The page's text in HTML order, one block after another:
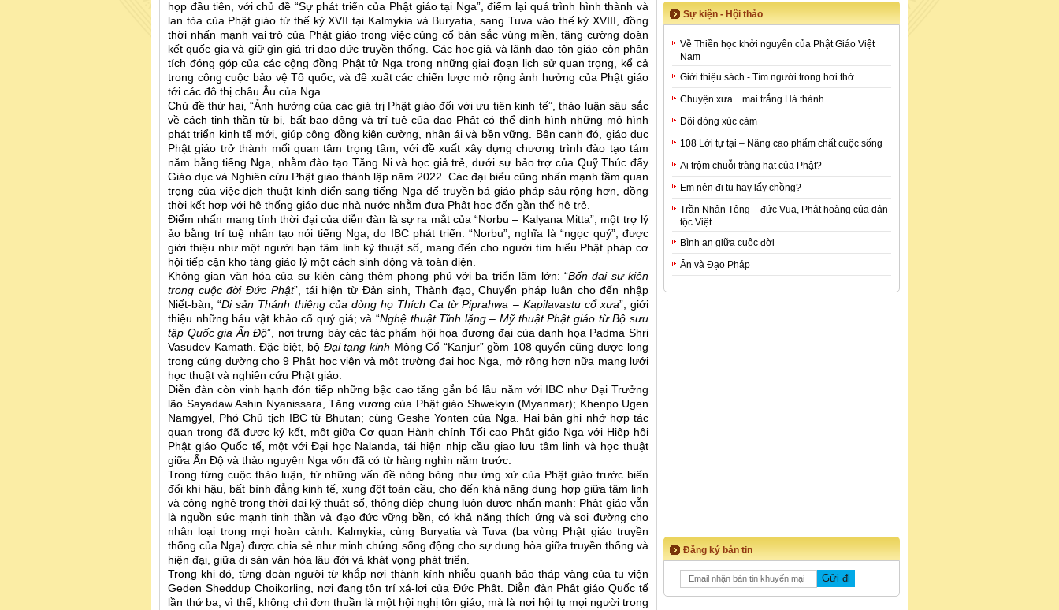
họp đầu tiên, với chủ đề “Sự phát triển của Phật giáo tại Nga”, điểm lại quá trình hình thành và
lan tỏa của Phật giáo từ thế kỷ XVII tại Kalmykia và Buryatia, sang Tuva vào thế kỷ XVIII, đồng
thời nhấn mạnh vai trò của Phật giáo trong việc củng cố bản sắc vùng miền, tăng cường đoàn
kết quốc gia và giữ gìn giá trị đạo đức truyền thống. Các học giả và lãnh đạo tôn giáo còn phân
tích đóng góp của các cộng đồng Phật tử Nga trong những giai đoạn lịch sử quan trọng, kể cả
trong công cuộc bảo vệ Tổ quốc, và đề xuất các chiến lược mở rộng ảnh hưởng của Phật giáo
tới các đô thị châu Âu của Nga.
Chủ đề thứ hai, “Ảnh hưởng của các giá trị Phật giáo đối với ưu tiên kinh tế”, thảo luận sâu sắc
về cách tinh thần từ bi, bất bạo động và trí tuệ của đạo Phật có thể định hình những mô hình
phát triển kinh tế mới, giúp cộng đồng kiên cường, nhân ái và bền vững. Bên cạnh đó, giáo dục
Phật giáo trở thành mối quan tâm trọng tâm, với đề xuất xây dựng chương trình đào tạo tám
năm bằng tiếng Nga, nhằm đào tạo Tăng Ni và học giả trẻ, dưới sự bảo trợ của Quỹ Thúc đẩy
Giáo dục và Nghiên cứu Phật giáo thành lập năm 2022. Các đại biểu cũng nhấn mạnh tầm quan
trọng của việc dịch thuật kinh điển sang tiếng Nga để truyền bá giáo pháp sâu rộng hơn, đồng
thời kết hợp với hệ thống giáo dục nhà nước nhằm đưa Phật học đến gần thế hệ trẻ.
Điểm nhấn mang tính thời đại của diễn đàn là sự ra mắt của “Norbu – Kalyana Mitta”, một trợ lý
ảo bằng trí tuệ nhân tạo nói tiếng Nga, do IBC phát triển. “Norbu”, nghĩa là “ngọc quý”, được
giới thiệu như một người bạn tâm linh kỹ thuật số, mang đến cho người tìm hiểu Phật pháp cơ
hội tiếp cận kho tàng giáo lý một cách sinh động và toàn diện.
Không gian văn hóa của sự kiện càng thêm phong phú với ba triển lãm lớn: “Bốn đại sự kiện
trong cuộc đời Đức Phật”, tái hiện từ Đản sinh, Thành đạo, Chuyển pháp luân cho đến nhập
Niết-bàn; “Di sản Thánh thiêng của dòng họ Thích Ca từ Piprahwa – Kapilavastu cổ xưa”, giới
thiệu những báu vật khảo cổ quý giá; và “Nghệ thuật Tĩnh lặng – Mỹ thuật Phật giáo từ Bộ sưu
tập Quốc gia Ấn Độ”, nơi trưng bày các tác phẩm hội họa đương đại của danh họa Padma Shri
Vasudev Kamath. Đặc biệt, bộ Đại tạng kinh Mông Cổ “Kanjur” gồm 108 quyển cũng được long
trọng cúng dường cho 9 Phật học viện và một trường đại học Nga, mở rộng hơn nữa mạng lưới
học thuật và nghiên cứu Phật giáo.
Diễn đàn còn vinh hạnh đón tiếp những bậc cao tăng gắn bó lâu năm với IBC như Đại Trưởng
lão Sayadaw Ashin Nyanissara, Tăng vương của Phật giáo Shwekyin (Myanmar); Khenpo Ugen
Namgyel, Phó Chủ tịch IBC từ Bhutan; cùng Geshe Yonten của Nga. Hai bản ghi nhớ hợp tác
quan trọng đã được ký kết, một giữa Cơ quan Hành chính Tối cao Phật giáo Nga với Hiệp hội
Phật giáo Quốc tế, một với Đại học Nalanda, tái hiện nhịp cầu giao lưu tâm linh và học thuật
giữa Ấn Độ và thảo nguyên Nga vốn đã có từ hàng nghìn năm trước.
Trong từng cuộc thảo luận, từ những vấn đề nóng bỏng như ứng xử của Phật giáo trước biến
đổi khí hậu, bất bình đẳng kinh tế, xung đột toàn cầu, cho đến khả năng dung hợp giữa tâm linh
và công nghệ trong thời đại kỹ thuật số, thông điệp chung luôn được nhấn mạnh: Phật giáo vẫn
là nguồn sức mạnh tinh thần và đạo đức vững bền, có khả năng thích ứng và soi đường cho
nhân loại trong mọi hoàn cảnh. Kalmykia, cùng Buryatia và Tuva (ba vùng Phật giáo truyền
thống của Nga) được chia sẻ như minh chứng sống động cho sự dung hòa giữa truyền thống và
hiện đại, giữa di sản văn hóa lâu đời và khát vọng phát triển.
Trong khi đó, từng đoàn người từ khắp nơi thành kính nhiễu quanh bảo tháp vàng của tu viện
Geden Sheddup Choikorling, nơi đang tôn trí xá-lợi của Đức Phật. Diễn đàn Phật giáo Quốc tế
lần thứ ba, vì thế, không chỉ đơn thuần là một hội nghị tôn giáo, mà là nơi hội tụ mọi người trong
Sự kiện - Hội thảo
Về Thiền học khởi nguyên của Phật Giáo Việt
Nam
Giới thiệu sách - Tìm người trong hơi thở
Chuyện xưa... mai trắng Hà thành
Đôi dòng xúc cảm
108 Lời tự tại – Nâng cao phẩm chất cuộc sống
Ai trộm chuỗi tràng hạt của Phật?
Em nên đi tu hay lấy chồng?
Trần Nhân Tông – đức Vua, Phật hoàng của dân
tộc Việt
Bình an giữa cuộc đời
Ăn và Đạo Pháp
Đăng ký bản tin